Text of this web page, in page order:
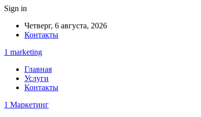
Sign in
Четверг, 6 августа, 2026
Контакты
1 marketing
Главная
Услуги
Контакты
1 Маркетинг